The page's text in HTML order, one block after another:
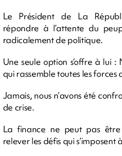
Le Président de La
répondre à l’attente du
radicalement de politique.
Une seule option s’offre à lui
qui rassemble toutes les forces
Jamais, nous n’avons été
de crise.
La finance ne peut pas
relever les défis qui s’imposent